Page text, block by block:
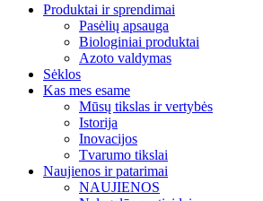
Produktai ir sprendimai
Pasėlių apsauga
Biologiniai produktai
Azoto valdymas
Sėklos
Kas mes esame
Mūsų tikslas ir vertybės
Istorija
Inovacijos
Tvarumo tikslai
Naujienos ir patarimai
NAUJIENOS